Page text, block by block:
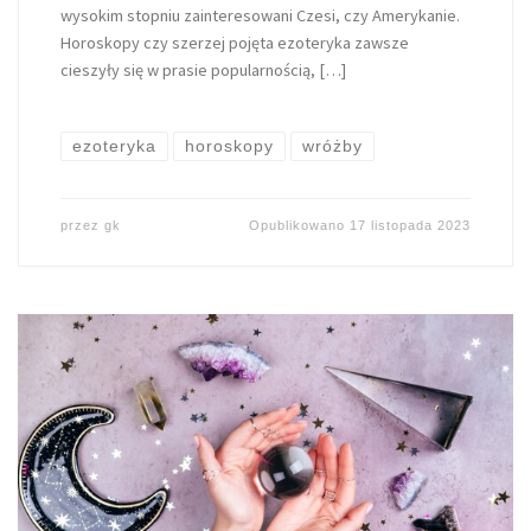
wysokim stopniu zainteresowani Czesi, czy Amerykanie.
Horoskopy czy szerzej pojęta ezoteryka zawsze
cieszyły się w prasie popularnością, […]
ezoteryka horoskopy wróżby
przez gk Opublikowano 17 listopada 2023